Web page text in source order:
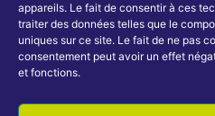
appareils. Le fait de consentir à ces
traiter des données telles que le
uniques sur ce site. Le fait de ne pas
consentement peut avoir un effet
et fonctions.
Pour aller vers le
Haut Niveau
Nos labels